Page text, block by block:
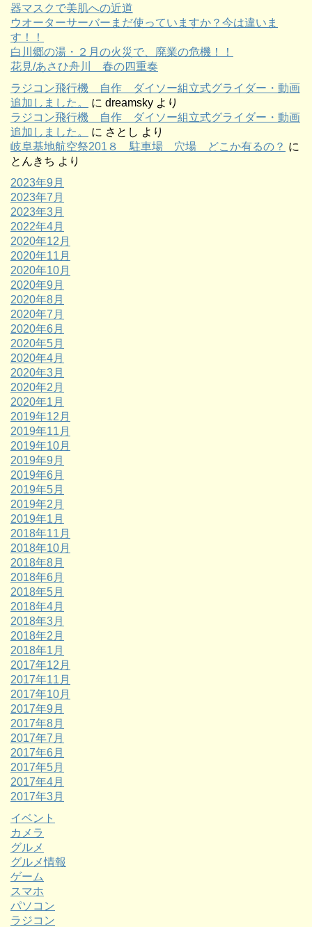
器マスクで美肌への近道
ウオーターサーバーまだ使っていますか？今は違いま
す！！
白川郷の湯・２月の火災で、廃業の危機！！
花見/あさひ舟川 春の四重奏
ラジコン飛行機 自作 ダイソー組立式グライダー・動画
追加しました。
に dreamsky より
ラジコン飛行機 自作 ダイソー組立式グライダー・動画
追加しました。
に さとし より
岐阜基地航空祭201８ 駐車場 穴場 どこか有るの？ に
とんきち より
2023年9月
2023年7月
2023年3月
2022年4月
2020年12月
2020年11月
2020年10月
2020年9月
2020年8月
2020年7月
2020年6月
2020年5月
2020年4月
2020年3月
2020年2月
2020年1月
2019年12月
2019年11月
2019年10月
2019年9月
2019年6月
2019年5月
2019年2月
2019年1月
2018年11月
2018年10月
2018年8月
2018年6月
2018年5月
2018年4月
2018年3月
2018年2月
2018年1月
2017年12月
2017年11月
2017年10月
2017年9月
2017年8月
2017年7月
2017年6月
2017年5月
2017年4月
2017年3月
イベント
カメラ
グルメ
グルメ情報
ゲーム
スマホ
パソコン
ラジコン